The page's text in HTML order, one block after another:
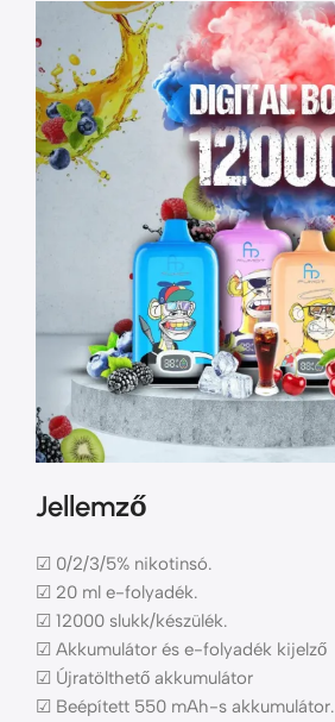
Jellemző
☑ 0/2/3/5% nikotinsó.
☑ 20 ml e-folyadék.
☑ 12000 slukk/készülék.
☑ Akkumulátor és e-folyadék kijelző
☑ Újratölthető akkumulátor
☑ Beépített 550 mAh-s akkumulátor.